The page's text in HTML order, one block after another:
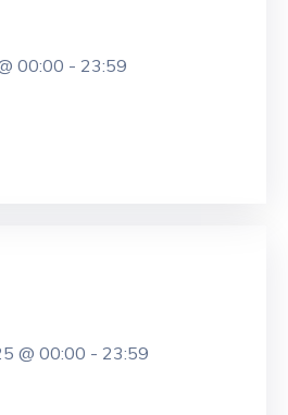
00:00 - 23:59
@ 00:00 - 23:59